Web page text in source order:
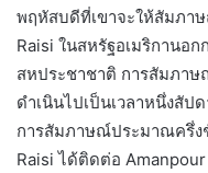
พฤหัสบดีที่เขาจะให้สัมภา
Raisi ในสหรัฐอเมริกานอ
สหประชาชาติ การสัมภาษ
ดำเนินไปเป็นเวลาหนึ่งสัป
การสัมภาษณ์ประมาณครึ่ง
Raisi ได้ติดต่อ Amanpour